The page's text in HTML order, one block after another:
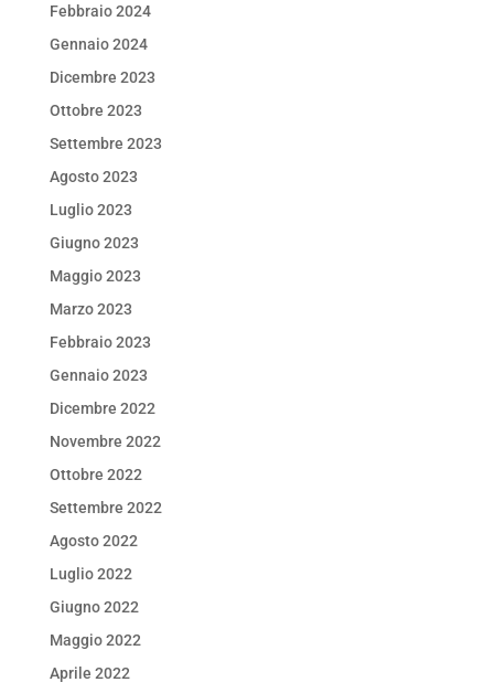
Febbraio 2024
Gennaio 2024
Dicembre 2023
Ottobre 2023
Settembre 2023
Agosto 2023
Luglio 2023
Giugno 2023
Maggio 2023
Marzo 2023
Febbraio 2023
Gennaio 2023
Dicembre 2022
Novembre 2022
Ottobre 2022
Settembre 2022
Agosto 2022
Luglio 2022
Giugno 2022
Maggio 2022
Aprile 2022